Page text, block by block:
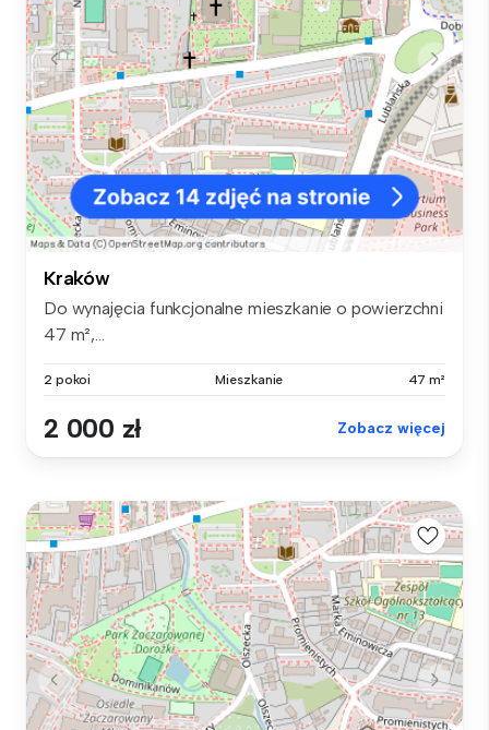
Kraków
Do wynajęcia funkcjonalne mieszkanie o powierzchni
47 m²,...
2 pokoi Mieszkanie 47 m²
2 000 zł Zobacz więcej